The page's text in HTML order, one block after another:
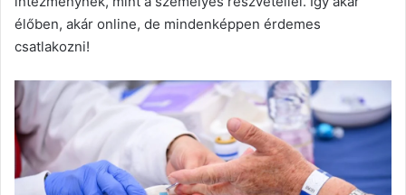
élőben, akár online, de mindenképpen érdemes
csatlakozni!